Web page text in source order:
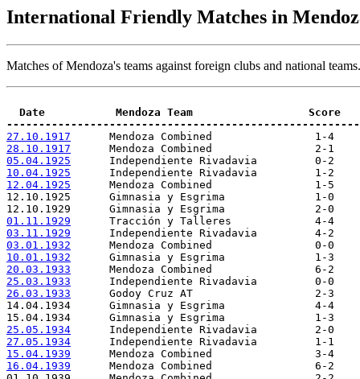
International Friendly Matches in
Matches of Mendoza's teams against foreign clubs and national teams.
27.10.1917
28.10.1917
05.04.1925
10.04.1925
12.04.1925
01.11.1929
03.11.1929
03.01.1932
10.01.1932
20.03.1933
25.03.1933
26.03.1933
25.05.1934
27.05.1934
15.04.1939
16.04.1939